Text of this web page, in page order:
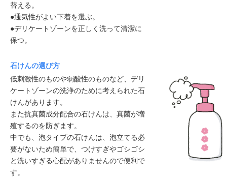
替える。
●通気性がよい下着を選ぶ。
●デリケートゾーンを正しく洗って清潔に
保つ。
石けんの選び方
低刺激性のものや弱酸性のものなど、デリ
ケートゾーンの洗浄のために考えられた石
けんがあります。
また抗真菌成分配合の石けんは、真菌が増
殖するのを防ぎます。
中でも、泡タイプの石けんは、泡立てる必
要がないため簡単で、つけすぎやゴシゴシ
と洗いすぎる心配がありませんので便利で
す。